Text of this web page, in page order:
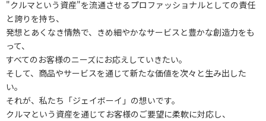
"クルマという資産"を流通させるプロファッショナルとしての責任
と誇りを持ち、
発想とあくなき情熱で、きめ細やかなサービスと豊かな創造力をも
って、
すべてのお客様のニーズにお応えしていきたい。
そして、商品やサービスを通じて新たな価値を次々と生み出した
い。
それが、私たち「ジェイボーイ」の想いです。
クルマという資産を通じてお客様のご要望に柔軟に対応し、